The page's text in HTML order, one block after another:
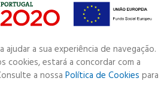
a sua experiência de navegação.
cookies, estará a concordar com a
a nossa Política de Cookies para